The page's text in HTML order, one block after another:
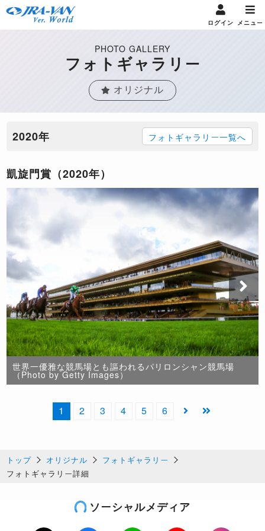
ログイン メニュー
PHOTO GALLERY
フォトギャラリー
オリジナル
2020年 フォトギャラリー一覧へ
凱旋門賞（2020年）
世界一優雅な競馬場とも謳われるパリロンシャン競馬場
（Photo by Getty Images）
1 2 3 4 5 6
トップ オリジナル
フォトギャラリー
フォトギャラリー詳細
ソーシャルメディア